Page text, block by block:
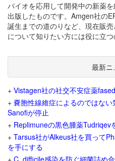
バイオを応用して開発中の新薬
出版したものです。Amgen社の
誕生までの道のりなど、現在販
について知りたい方には役に立つ
最新ニ
+ Vistagen社の社交不安症薬
+ 嚢胞性線維症によるのではな
Sanofiが停止
+ Replimuneの黒色腫薬Tudriqev
+ Tarsus社がAlkeus社を買って
を手にする